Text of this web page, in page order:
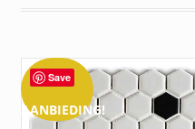
AANBIEDING!
Save